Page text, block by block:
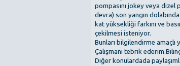
pompasını jokey veya dizel
devra) son yangın
kat yüksekliği farkını ve
çekilmesi isteniyor.
Bunları bilgilendirme amaçlı
Çalışmanı tebrik
Diğer konulardada